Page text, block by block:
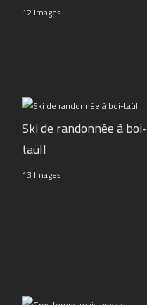
12 Images
Ski de randonnée à boi-
taüll
13 Images